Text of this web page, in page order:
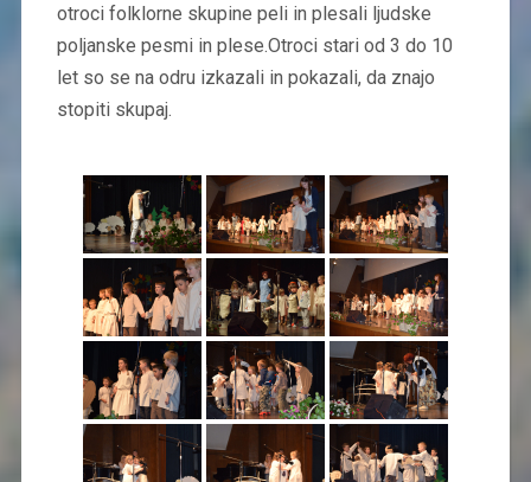
otroci folklorne skupine peli in plesali ljudske
poljanske pesmi in plese.Otroci stari od 3 do 10
let so se na odru izkazali in pokazali, da znajo
stopiti skupaj.